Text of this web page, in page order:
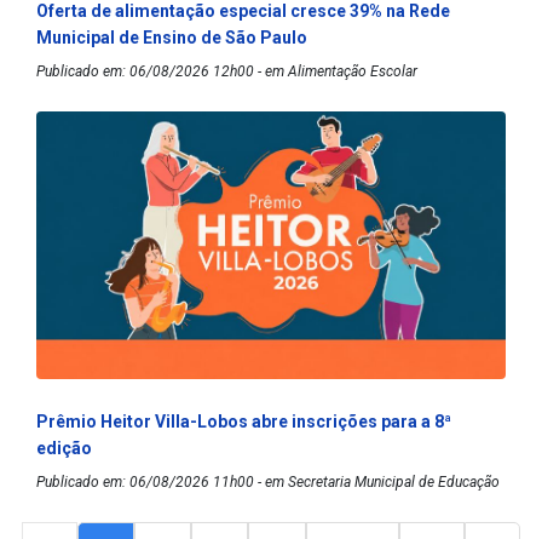
Oferta de alimentação especial cresce 39% na Rede
Municipal de Ensino de São Paulo
Publicado em: 06/08/2026 12h00 - em Alimentação Escolar
Prêmio Heitor Villa-Lobos abre inscrições para a 8ª
edição
Publicado em: 06/08/2026 11h00 - em Secretaria Municipal de Educação